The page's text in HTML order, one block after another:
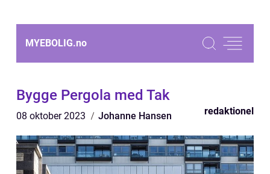
MYEBOLIG.no
Bygge Pergola med Tak
08 oktober 2023 Johanne Hansen redaktionel